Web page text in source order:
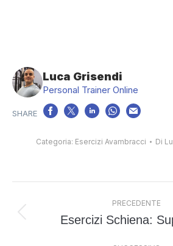
Luca Grisendi
Personal Trainer Online
Categoria: Esercizi Avambracci Di
tra
PRECEDENTE
Post
Esercizi Schiena: